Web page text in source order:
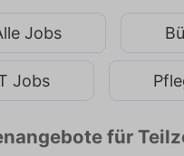
Jobs
Jobs
für